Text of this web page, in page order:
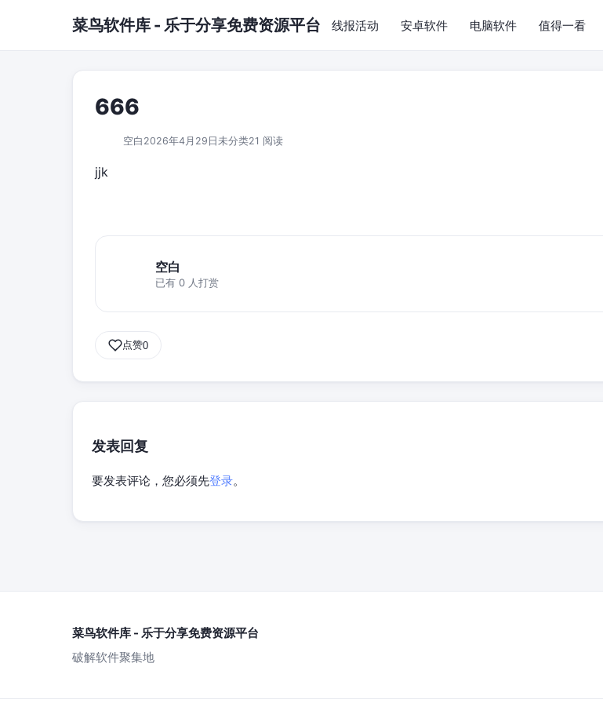
菜鸟软件库 - 乐于分享免费资源平台 线报活动 安卓软件 电脑软件 值得一看
666
空白 2026年4月29日 未分类21 阅读
jjk
空白
已有 0 人打赏
点赞0
发表回复
要发表评论，您必须先登录。
菜鸟软件库 - 乐于分享免费资源平台
破解软件聚集地